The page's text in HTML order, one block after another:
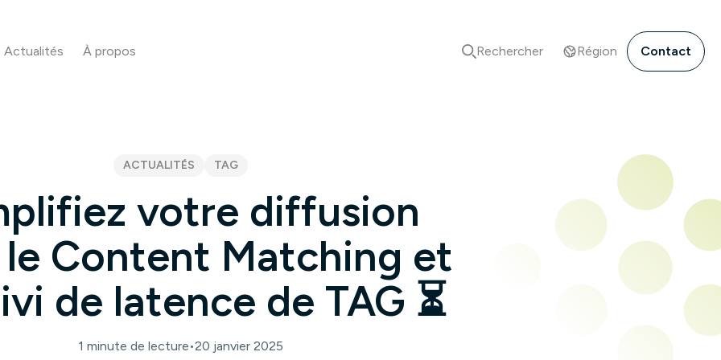
Actualités À propos Rechercher Région Contact
votre diffusion
le Content Matching et
de latence de TAG ⏳
ACTUALITÉS TAG
1 minute de lecture•20 janvier 2025